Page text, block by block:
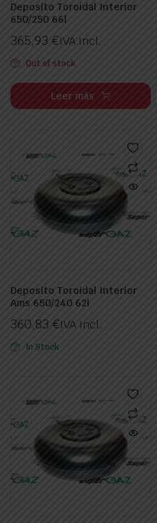
Deposito Toroidal Interior
650/250 66l
365,93 €IVA Incl.
Out of stock
Leer más
Deposito Toroidal Interior
Ams 650/240 62l
360,83 €IVA Incl.
In Stock